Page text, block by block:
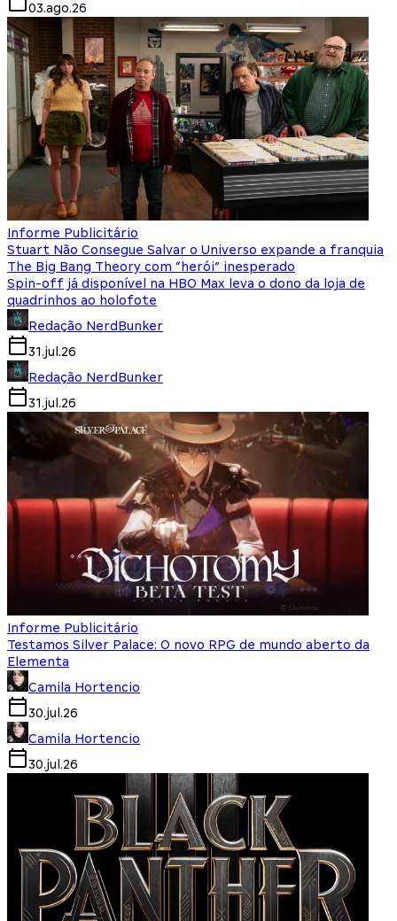
03.ago.26
Informe Publicitário
Stuart Não Consegue Salvar o Universo expande a franquia
The Big Bang Theory com “herói” inesperado
Spin-off já disponível na HBO Max leva o dono da loja de
quadrinhos ao holofote
Redação NerdBunker
31.jul.26
Redação NerdBunker
31.jul.26
Informe Publicitário
Testamos Silver Palace: O novo RPG de mundo aberto da
Elementa
Camila Hortencio
30.jul.26
Camila Hortencio
30.jul.26